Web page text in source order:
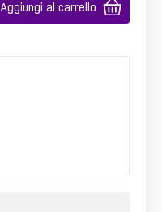
Aggiungi al carrello